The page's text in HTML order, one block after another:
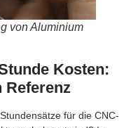
von Aluminium
Kosten:
Referenz
für die CNC-